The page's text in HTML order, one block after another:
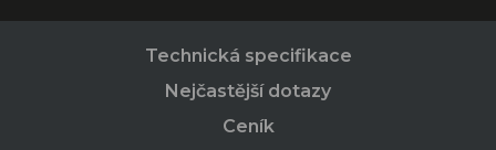
Technická specifikace
Nejčastější dotazy
Ceník